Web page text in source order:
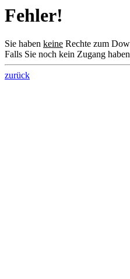
Fehler!
Sie haben keine Rechte zum
Falls Sie noch kein Zugang
zurück